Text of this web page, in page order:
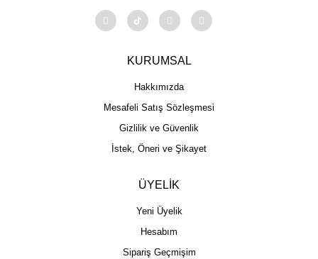
KURUMSAL
Hakkımızda
Mesafeli Satış Sözleşmesi
Gizlilik ve Güvenlik
İstek, Öneri ve Şikayet
ÜYELİK
Yeni Üyelik
Hesabım
Sipariş Geçmişim